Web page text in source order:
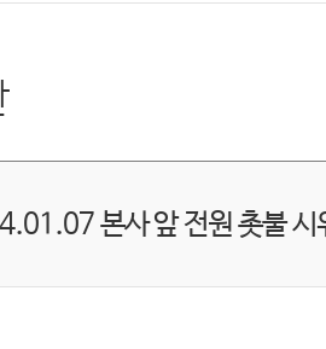
본사 앞 전원 촛불